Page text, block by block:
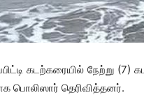
கடற்கரையில் நேற்று (7)
பொலிஸார் தெரிவித்தனர்.